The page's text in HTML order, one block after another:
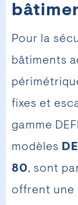
Pour la
bâtiments
fixes et
gamme
modèles
80, sont
offrent une